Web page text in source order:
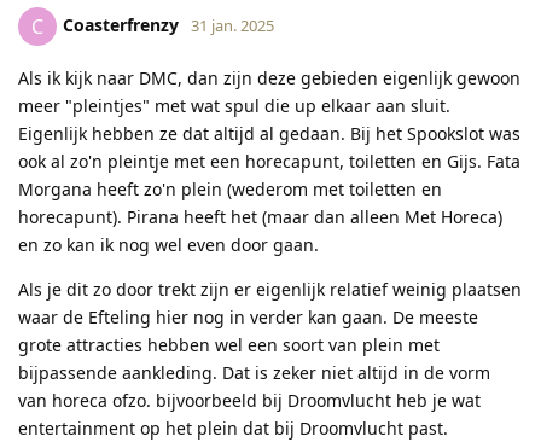
C Coasterfrenzy 31 jan. 2025
Als ik kijk naar DMC, dan zijn deze gebieden eigenlijk gewoon
meer "pleintjes" met wat spul die up elkaar aan sluit.
Eigenlijk hebben ze dat altijd al gedaan. Bij het Spookslot was
ook al zo'n pleintje met een horecapunt, toiletten en Gijs. Fata
Morgana heeft zo'n plein (wederom met toiletten en
horecapunt). Pirana heeft het (maar dan alleen Met Horeca)
en zo kan ik nog wel even door gaan.
Als je dit zo door trekt zijn er eigenlijk relatief weinig plaatsen
waar de Efteling hier nog in verder kan gaan. De meeste
grote attracties hebben wel een soort van plein met
bijpassende aankleding. Dat is zeker niet altijd in de vorm
van horeca ofzo. bijvoorbeeld bij Droomvlucht heb je wat
entertainment op het plein dat bij Droomvlucht past.